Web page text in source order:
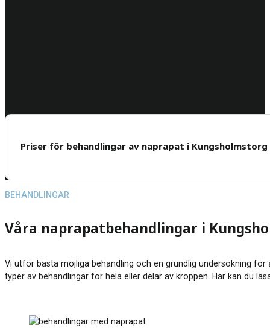
Priser för behandlingar av naprapat i Kungsholmstorg
Våra naprapatbehandlingar i
Vi utför bästa möjliga behandling och en grundlig undersökning
typer av behandlingar för hela eller delar av kroppen. Här kan du
BEHANDLINGAR